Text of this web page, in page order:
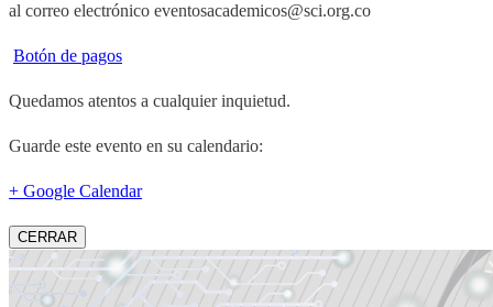
al correo electrónico eventosacademicos@sci.org.co
Botón de pagos
Quedamos atentos a cualquier inquietud.
Guarde este evento en su calendario:
+ Google Calendar
CERRAR